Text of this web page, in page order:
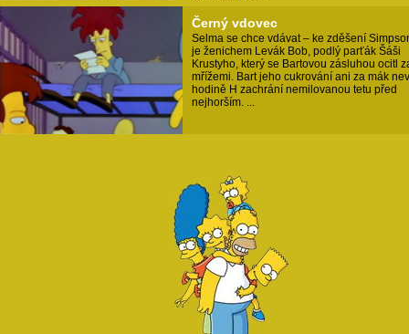
Černý vdovec
Selma se chce vdávat – ke zděšení
je ženichem Levák Bob, podlý parťák Šáši
Krustyho, který se Bartovou zásluhou ocitl
mřížemi. Bart jeho cukrování ani za mák
hodině H zachrání nemilovanou tetu před
nejhorším. ...